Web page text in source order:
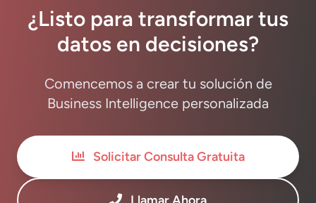
¿Listo para transformar tus
datos en decisiones?
Comencemos a crear tu solución de
Business Intelligence personalizada
Solicitar Consulta Gratuita